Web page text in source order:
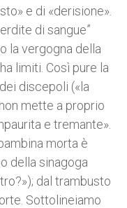
e di «derisione».
di sangue”
la vergogna della
limiti. Così pure la
discepoli («la
mette a proprio
e tremante».
morta è
della sinagoga
dal trambusto
Sottolineiamo